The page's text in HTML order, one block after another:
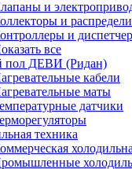
и
и
и
все
пол ДЕВИ (Ридан)
кабели
маты
датчики
техника